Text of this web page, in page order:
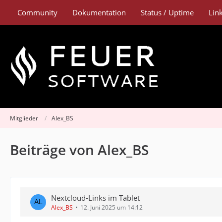
Community Dokumentation Status / Uptime
Mitglieder Alex_BS
Beiträge von Alex_BS
Nextcloud-Links im Tablet
Alex_BS 12. Juni 2025 um 14:12